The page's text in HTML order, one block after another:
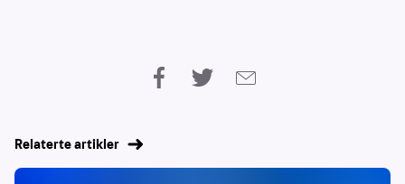
Relaterte artikler